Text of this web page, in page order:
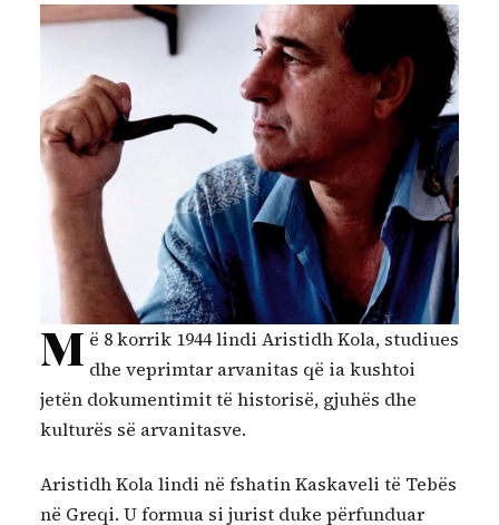
M ë 8 korrik 1944 lindi Aristidh Kola, studiues
dhe veprimtar arvanitas që ia kushtoi
jetën dokumentimit të historisë, gjuhës dhe
kulturës së arvanitasve.
Aristidh Kola lindi në fshatin Kaskaveli të Tebës
në Greqi. U formua si jurist duke përfunduar